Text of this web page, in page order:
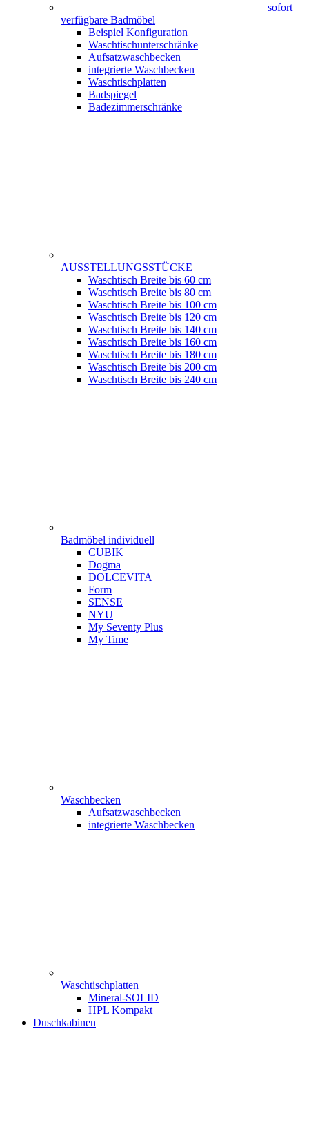
sofort
verfügbare Badmöbel
Beispiel Konfiguration
Waschtischunterschränke
Aufsatzwaschbecken
integrierte Waschbecken
Waschtischplatten
Badspiegel
Badezimmerschränke
AUSSTELLUNGSSTÜCKE
Waschtisch Breite bis 60 cm
Waschtisch Breite bis 80 cm
Waschtisch Breite bis 100 cm
Waschtisch Breite bis 120 cm
Waschtisch Breite bis 140 cm
Waschtisch Breite bis 160 cm
Waschtisch Breite bis 180 cm
Waschtisch Breite bis 200 cm
Waschtisch Breite bis 240 cm
Badmöbel individuell
CUBIK
Dogma
DOLCEVITA
Form
SENSE
NYU
My Seventy Plus
My Time
Waschbecken
Aufsatzwaschbecken
integrierte Waschbecken
Waschtischplatten
Mineral-SOLID
HPL Kompakt
Duschkabinen